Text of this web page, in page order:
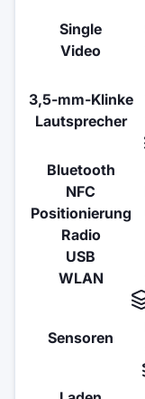
Single
Video
3,5-mm-Klinke
Lautsprecher
Bluetooth
NFC
Positionierung
Radio
USB
WLAN
Sensoren